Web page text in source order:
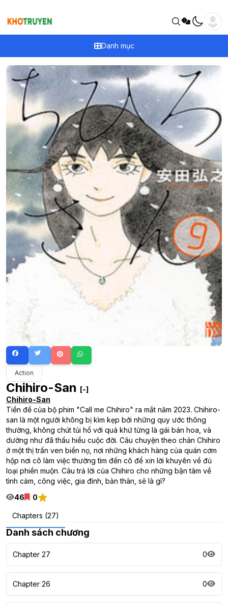
Danh mục
Action
Chihiro-San [-]
Chihiro-San
Tiền đề của bộ phim "Call me Chihiro" ra mắt năm 2023. Chihiro-
san là một người không bị kìm kẹp bởi những quy ước thông
thường, không chút tủi hổ với quá khứ từng là gái bán hoa, và
dường như đã thấu hiểu cuộc đời. Câu chuyện theo chân Chihiro
ở một thị trấn ven biển nọ, nơi những khách hàng của quán cơm
hộp nơi cô làm việc thường tìm đến cô để xin lời khuyên về đủ
loại phiền muộn. Câu trả lời của Chihiro cho những bận tâm về
tình cảm, công việc, gia đình, bản thân, sẽ là gì?
46
0
Chapters (27)
Danh sách chương
Chapter 27 0
Chapter 26 0